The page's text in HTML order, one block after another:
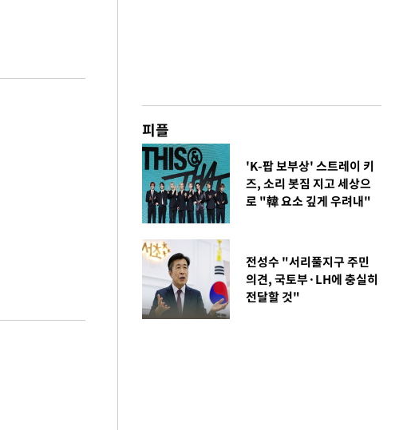
피플
'K-팝 보부상' 스트레이 키
즈, 소리 봇짐 지고 세상으
로 "韓 요소 깊게 우려내"
전성수 "서리풀지구 주민
의견, 국토부·LH에 충실히
전달할 것"